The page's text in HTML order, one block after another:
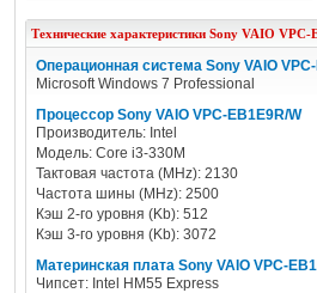
Технические характеристики Sony VAIO VPC-
Операционная система Sony VAIO
Microsoft Windows 7 Professional
Процессор Sony VAIO VPC-EB1E9R/W
Производитель: Intel
Модель: Core i3-330M
Тактовая частота (MHz): 2130
Частота шины (MHz): 2500
Кэш 2-го уровня (Kb): 512
Кэш 3-го уровня (Kb): 3072
Материнская плата Sony VAIO VPC-
Чипсет: Intel HM55 Express